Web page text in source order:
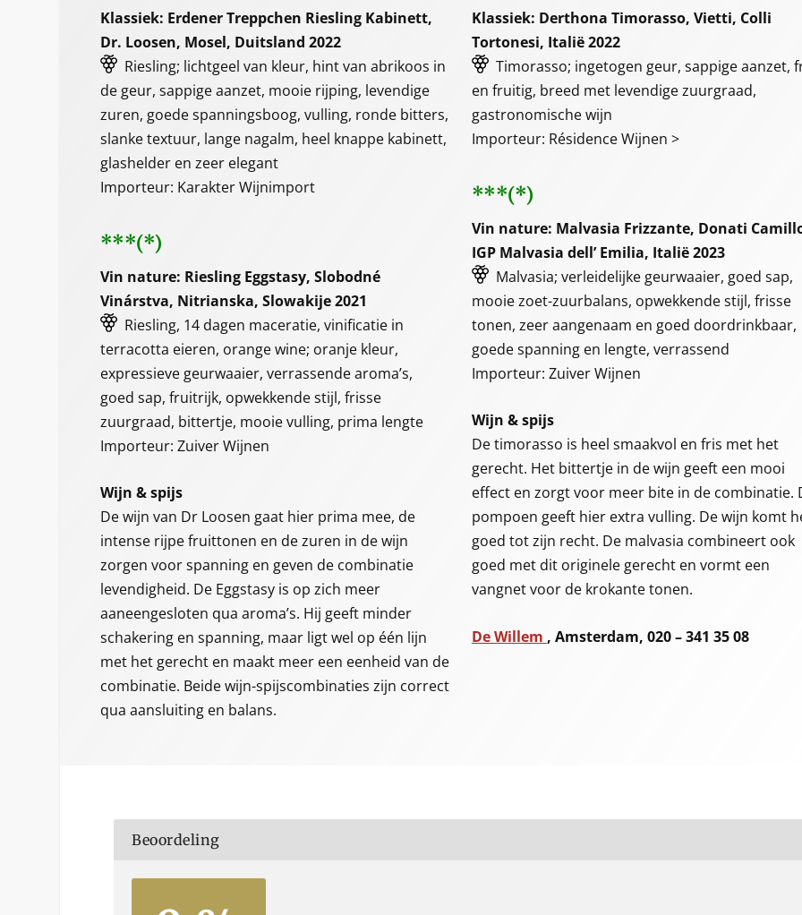
Klassiek: Erdener Treppchen Riesling Kabinett,
Dr. Loosen, Mosel, Duitsland 2022
Riesling; lichtgeel van kleur, hint van abrikoos in
de geur, sappige aanzet, mooie rijping, levendige
zuren, goede spanningsboog, vulling, ronde bitters,
slanke textuur, lange nagalm, heel knappe kabinett,
glashelder en zeer elegant
Importeur: Karakter Wijnimport
***(*)
Vin nature: Riesling Eggstasy, Slobodné
Vinárstva, Nitrianska, Slowakije 2021
Riesling, 14 dagen maceratie, vinificatie in
terracotta eieren, orange wine; oranje kleur,
expressieve geurwaaier, verrassende aroma’s,
goed sap, fruitrijk, opwekkende stijl, frisse
zuurgraad, bittertje, mooie vulling, prima lengte
Importeur: Zuiver Wijnen
Wijn & spijs
De wijn van Dr Loosen gaat hier prima mee, de
intense rijpe fruittonen en de zuren in de wijn
zorgen voor spanning en geven de combinatie
levendigheid. De Eggstasy is op zich meer
aaneengesloten qua aroma’s. Hij geeft minder
schakering en spanning, maar ligt wel op één lijn
met het gerecht en maakt meer een eenheid van de
combinatie. Beide wijn-spijscombinaties zijn correct
qua aansluiting en balans.
Klassiek: Derthona Timorasso, Vietti, Colli
Tortonesi, Italië 2022
Timorasso; ingetogen geur, sappige aanzet,
en fruitig, breed met levendige zuurgraad,
gastronomische wijn
Importeur: Résidence Wijnen >
***(*)
Vin nature: Malvasia Frizzante, Donati
IGP Malvasia dell’ Emilia, Italië 2023
Malvasia; verleidelijke geurwaaier, goed sap,
mooie zoet-zuurbalans, opwekkende stijl, frisse
tonen, zeer aangenaam en goed doordrinkbaar,
goede spanning en lengte, verrassend
Importeur: Zuiver Wijnen
Wijn & spijs
De timorasso is heel smaakvol en fris met het
gerecht. Het bittertje in de wijn geeft een mooi
effect en zorgt voor meer bite in de combinatie.
pompoen geeft hier extra vulling. De wijn komt
goed tot zijn recht. De malvasia combineert ook
goed met dit originele gerecht en vormt een
vangnet voor de krokante tonen.
De Willem , Amsterdam, 020 – 341 35 08
Beoordeling